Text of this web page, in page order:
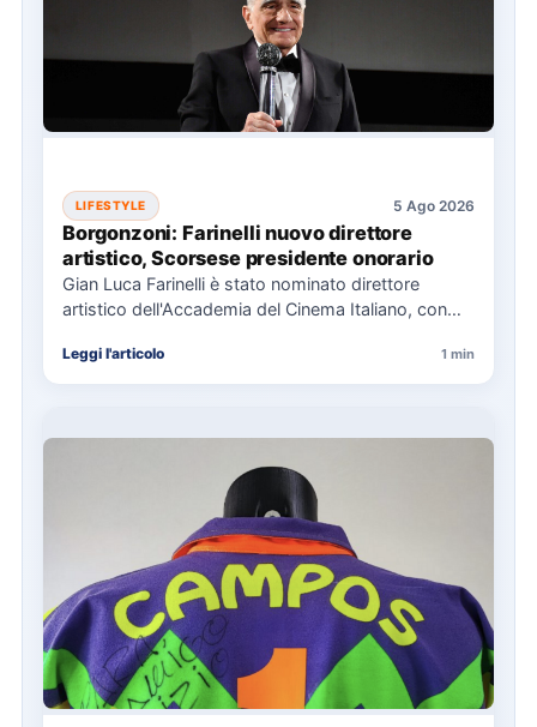
LIFESTYLE 5 Ago 2026
Borgonzoni: Farinelli nuovo direttore
artistico, Scorsese presidente onorario
Gian Luca Farinelli è stato nominato direttore
artistico dell'Accademia del Cinema Italiano, con
Leggi l'articolo 1 min